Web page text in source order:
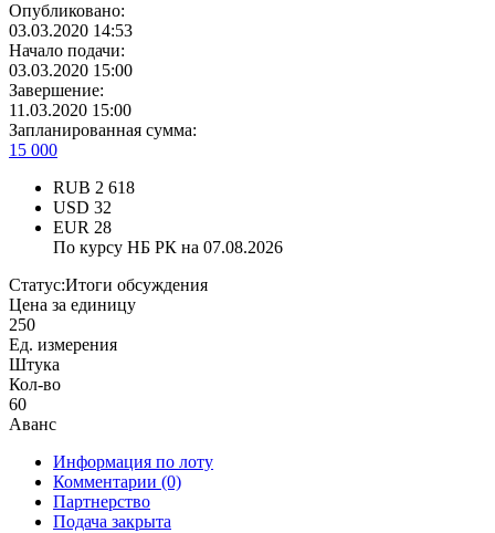
Опубликовано:
03.03.2020 14:53
Начало подачи:
03.03.2020 15:00
Завершение:
11.03.2020 15:00
Запланированная сумма:
15 000
RUB 2 618
USD 32
EUR 28
По курсу НБ РК на 07.08.2026
Статус:Итоги обсуждения
Цена за единицу
250
Ед. измерения
Штука
Кол-во
60
Аванс
Информация по лоту
Комментарии (0)
Партнерство
Подача закрыта